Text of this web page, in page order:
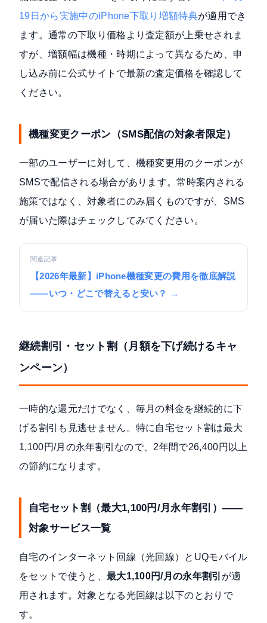
19日から実施中のiPhone下取り増額特典が適用でき
ます。通常の下取り価格より査定額が上乗せされま
すが、増額幅は機種・時期によって異なるため、申
し込み前に公式サイトで最新の査定価格を確認して
ください。
機種変更クーポン（SMS配信の対象者限定）
一部のユーザーに対して、機種変更用のクーポンが
SMSで配信される場合があります。常時案内される
施策ではなく、対象者にのみ届くものですが、SMS
が届いた際はチェックしてみてください。
関連記事
【2026年最新】iPhone機種変更の費用を徹底解説
——いつ・どこで替えると安い？ →
継続割引・セット割（月額を下げ続けるキャ
ンペーン）
一時的な還元だけでなく、毎月の料金を継続的に下
げる割引も見逃せません。特に自宅セット割は最大
1,100円/月の永年割引なので、2年間で26,400円以上
の節約になります。
自宅セット割（最大1,100円/月永年割引）——
対象サービス一覧
自宅のインターネット回線（光回線）とUQモバイル
をセットで使うと、 最大1,100円/月の永年割引 が適
用されます。対象となる光回線は以下のとおりで
す。